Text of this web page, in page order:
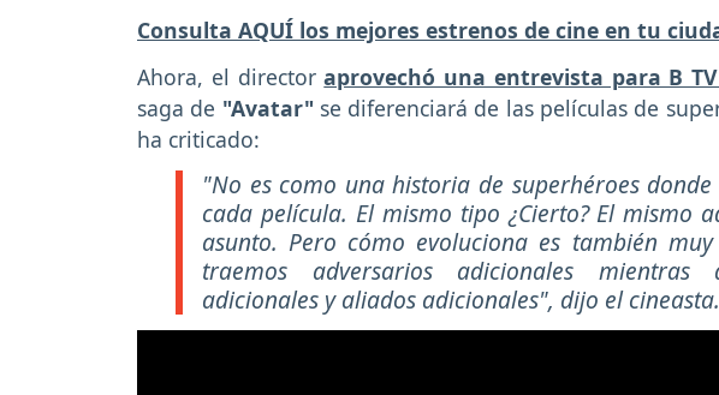
Consulta AQUÍ los mejores estrenos de cine en tu
Ahora, el directoraprovechó una entrevista para B
saga de "Avatar" se diferenciará de las películas de
ha criticado:
"No es como una historia de superhéroes
cada película. El mismo tipo ¿Cierto? El mismo
asunto. Pero cómo evoluciona es también
traemos adversarios adicionales mientras
adicionales y aliados adicionales", dijo el cineasta.